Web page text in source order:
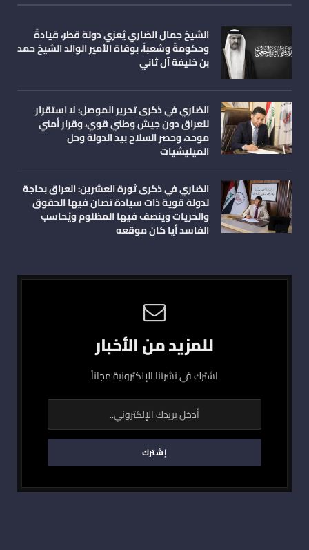
الشيخ جمال الضاري يُعزي دولة قطر، قيادةً
وحكومةً وشعباً، بوفاة الأمير الوالد الشيخ حمد
بن خليفة آل ثاني
الضاري في ذكرى تحرير الموصل: لا استقرار
للعراق دون جيش وطني قوي، وقرار أمني
موحد، وحصر السلاح بيد الدولة وحل
الميليشيات
الضاري في ذكرى ثورة العشرين: العراق بحاجة
لدولة قوية ذات سيادة تصان فيها الحقوق
والحريات وينصف فيها المظلوم ويُحاسب
الفاسد أيا كان موقعه
للمزيد من الأخبار
اشترك في نشرتنا الإلكترونية مجاناً